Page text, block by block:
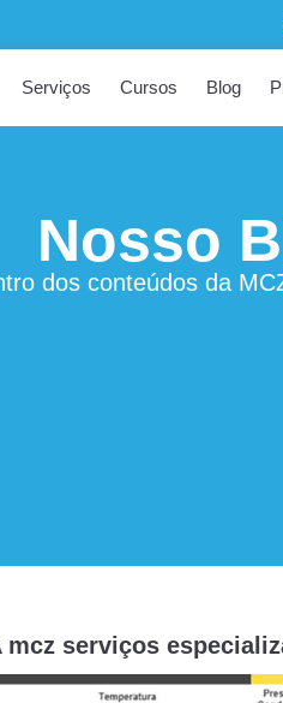
Serviços Cursos Blog
Nosso
dos conteúdos da
serviços